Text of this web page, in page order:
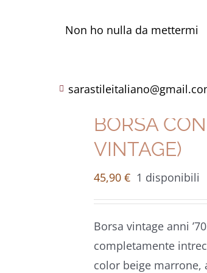
Non ho nulla da mettermi
BORSA
VINTAGE)
45,90 € 1 disponibili
Borsa vintage anni
completamente
color beige marrone,